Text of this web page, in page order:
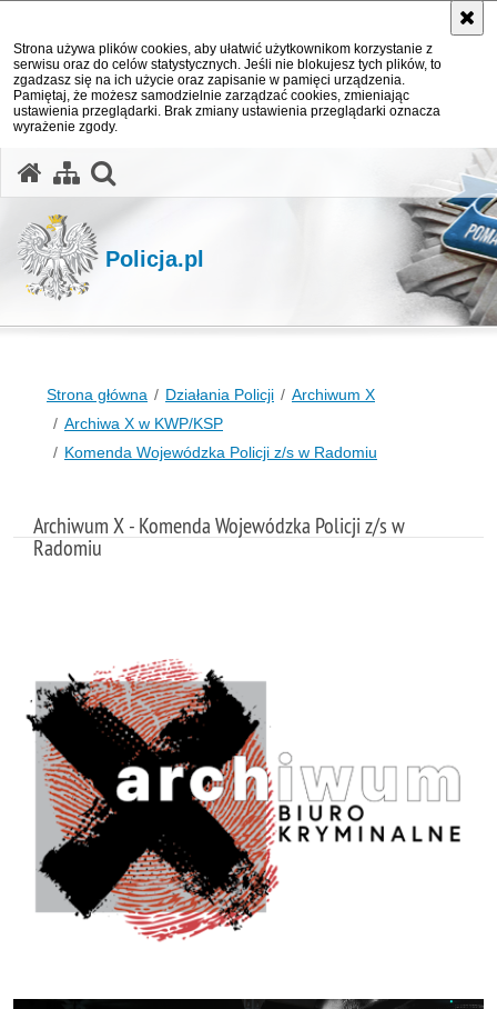
Strona używa plików cookies, aby ułatwić użytkownikom korzystanie z
serwisu oraz do celów statystycznych. Jeśli nie blokujesz tych plików, to
zgadzasz się na ich użycie oraz zapisanie w pamięci urządzenia.
Pamiętaj, że możesz samodzielnie zarządzać cookies, zmieniając
ustawienia przeglądarki. Brak zmiany ustawienia przeglądarki oznacza
wyrażenie zgody.
Policja.pl
Strona główna Działania Policji
Archiwum X
Archiwa X w KWP/KSP
Komenda Wojewódzka Policji z/s w Radomiu
Archiwum X - Komenda Wojewódzka Policji z/s w
Radomiu